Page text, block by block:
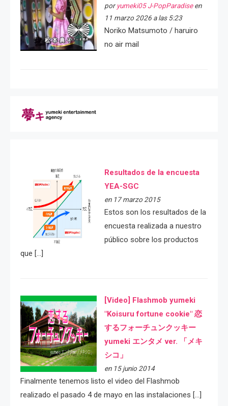
por yumeki05 J-PopParadiseen
11 marzo 2026 a las 5:23
Noriko Matsumoto / haruiro
no air mail
Resultados de la encuesta
YEA-SGC
en 17 marzo 2015
Estos son los resultados de la
encuesta realizada a nuestro
público sobre los productos
que […]
[Video] Flashmob yumeki
"Koisuru fortune cookie" 恋
するフォーチュンクッキー
yumeki エンタメ ver. 「メキ
シコ」
en 15 junio 2014
Finalmente tenemos listo el video del Flashmob
realizado el pasado 4 de mayo en las instalaciones […]